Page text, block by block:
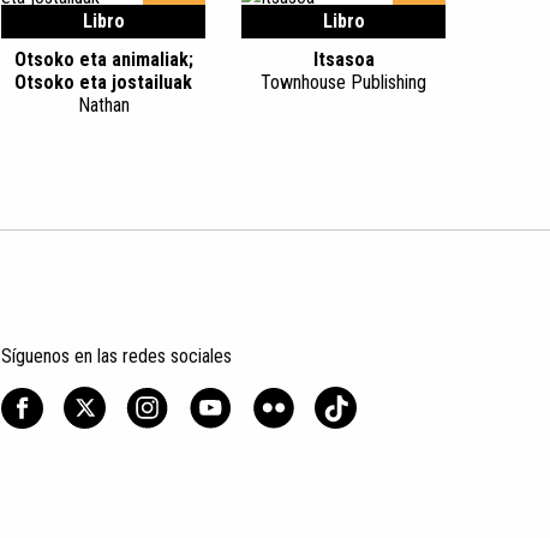
Libro
Otsoko eta animaliak;
Otsoko eta jostailuak
Nathan
Libro
Itsasoa
Townhouse Publishing
Síguenos en las redes sociales